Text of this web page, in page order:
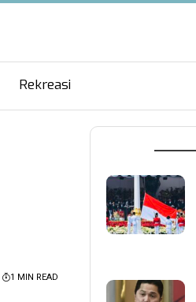
Rekreasi
1 MIN READ